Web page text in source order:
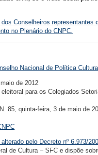
Conselheiros
no Plenário do CNPC.
Nacional de Política Cultural
de 2012
para os Colegiados
85, quinta-feira, 3 de maio de
pelo Decreto nº 6.973/
de Cultura – SFC e dispõe